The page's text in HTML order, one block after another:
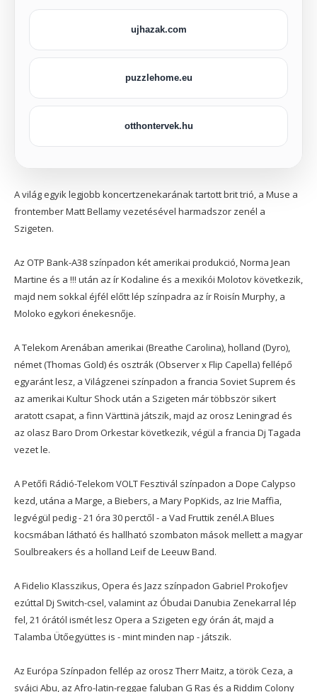
ujhazak.com
puzzlehome.eu
otthontervek.hu
A világ egyik legjobb koncertzenekarának tartott brit trió, a Muse a
frontember Matt Bellamy vezetésével harmadszor zenél a
Szigeten.
Az OTP Bank-A38 színpadon két amerikai produkció, Norma Jean
Martine és a !!! után az ír Kodaline és a mexikói Molotov következik,
majd nem sokkal éjfél előtt lép színpadra az ír Roisín Murphy, a
Moloko egykori énekesnője.
A Telekom Arenában amerikai (Breathe Carolina), holland (Dyro),
német (Thomas Gold) és osztrák (Observer x Flip Capella) fellépő
egyaránt lesz, a Világzenei színpadon a francia Soviet Suprem és
az amerikai Kultur Shock után a Szigeten már többször sikert
aratott csapat, a finn Värttinä játszik, majd az orosz Leningrad és
az olasz Baro Drom Orkestar következik, végül a francia Dj Tagada
vezet le.
A Petőfi Rádió-Telekom VOLT Fesztivál színpadon a Dope Calypso
kezd, utána a Marge, a Biebers, a Mary PopKids, az Irie Maffia,
legvégül pedig - 21 óra 30 perctől - a Vad Fruttik zenél.A Blues
kocsmában látható és hallható szombaton mások mellett a magyar
Soulbreakers és a holland Leif de Leeuw Band.
A Fidelio Klasszikus, Opera és Jazz színpadon Gabriel Prokofjev
ezúttal Dj Switch-csel, valamint az Óbudai Danubia Zenekarral lép
fel, 21 órától ismét lesz Opera a Szigeten egy órán át, majd a
Talamba Ütőegyüttes is - mint minden nap - játszik.
Az Európa Színpadon fellép az orosz Therr Maitz, a török Ceza, a
svájci Abu, az Afro-latin-reggae faluban G Ras és a Riddim Colony